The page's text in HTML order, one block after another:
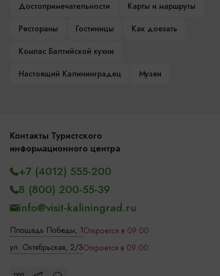
Достопримечательности
Карты и маршруты
Рестораны
Гостиницы
Как доехать
Компас Балтийской кухни
Настоящий Калининградец
Музеи
Контакты Туристского
информационного центра
Площадь Победы, 1Откроется в 09:00
ул. Октябрьская, 2/3Откроется в 09:00
+7 (4012) 555-200
8 (800) 200-55-39
info@visit-kaliningrad.ru